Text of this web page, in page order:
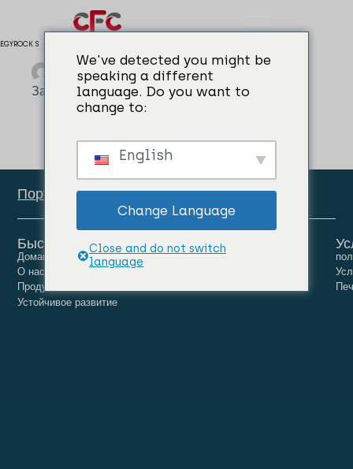
EGYROCK S
admin
04/04/2024
Защитное покрытие
Портал сотрудников
Быстрые ссылки
Домашняя страница
О нас
Продукты
Устойчивое развитие
Люди
Новости
Карьера
We've detected you might be
speaking a different
language. Do you want to
change to:
English
Change Language
Close and do not switch
language